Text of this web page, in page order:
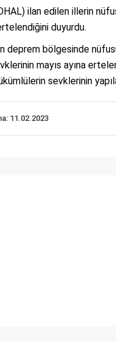
ilan edilen illerin
duyurdu.
deprem bölgesinde
mayıs ayına
sevklerinin
11.02.2023